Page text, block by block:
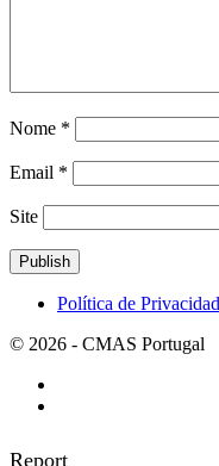
Nome *
Email *
Site
Política de
© 2026 - CMAS Portugal
Report